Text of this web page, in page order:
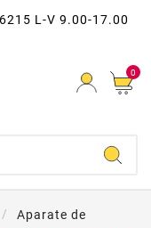
L-V 9.00-17.00
0
Aparate de